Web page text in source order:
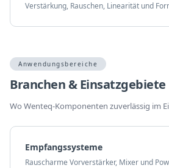
Verstärkung, Rauschen, Linearität und
Anwendungsbereiche
Branchen & Einsatzgebiete
Wo Wenteq-Komponenten zuverlässig im
Empfangssysteme
Rauscharme Vorverstärker, Mixer und